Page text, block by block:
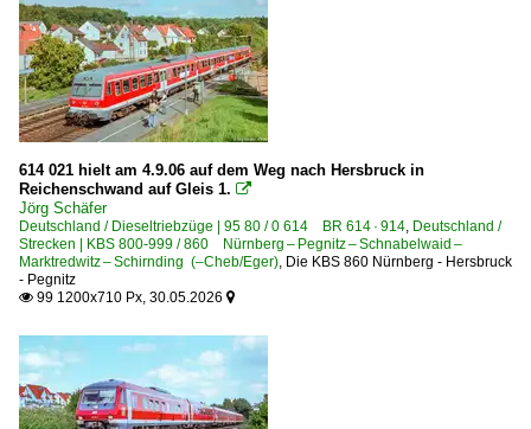
Dieselloks
2 745 BR 745 ex DR V100.1
2 761 BR 761 ·ER20·
METRANS Rail s.r.o., Praha ·MT·MTR·
RailTransport Stift ·RTTS·
614 021 hielt am 4.9.06 auf dem Weg nach Hersbruck in
Reichenschwand auf Gleis 1. 
Jörg Schäfer
Deutschland / Dieseltriebzüge | 95 80 / 0 614 BR 614 · 914, Deutschland /
Strecken | KBS 800-999 / 860 Nürnberg – Pegnitz – Schnabelwaid –
Marktredwitz – Schirnding (–Cheb/Eger), Die KBS 860 Nürnberg - Hersbruck
- Pegnitz
 99 1200x710 Px, 30.05.2026 